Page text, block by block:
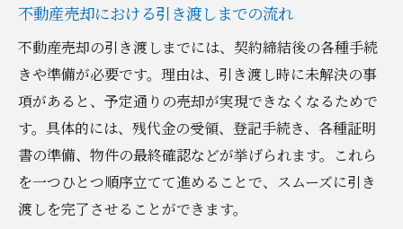
不動産売却における引き渡しまでの流れ
不動産売却の引き渡しまでには、契約締結後の各種手続
きや準備が必要です。理由は、引き渡し時に未解決の事
項があると、予定通りの売却が実現できなくなるためで
す。具体的には、残代金の受領、登記手続き、各種証明
書の準備、物件の最終確認などが挙げられます。これら
を一つひとつ順序立てて進めることで、スムーズに引き
渡しを完了させることができます。